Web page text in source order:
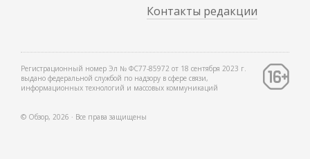
Контакты редакции
Регистрационный номер Эл № ФС77-85972 от 18 сентября 2023 г.
выдано федеральной службой по надзору в сфере связи,
информационных технологий и массовых коммуникаций
© Обзор, 2026 ∙ Все права защищены